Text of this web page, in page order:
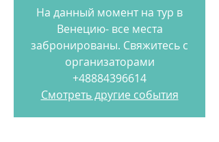
На данный момент на тур в
Венецию- все места
забронированы. Свяжитесь с
организаторами
+48884396614
Смотреть другие события